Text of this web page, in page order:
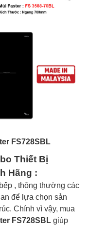
FS728SBL
Thiết Bị
Hãng :
, thông thường các
để lựa chọn sản
Chính vì vậy, mua
FS728SBL giúp